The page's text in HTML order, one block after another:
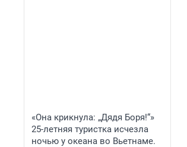
«Она крикнула: „Дядя Боря!“»
25-летняя туристка исчезла
ночью у океана во Вьетнаме.